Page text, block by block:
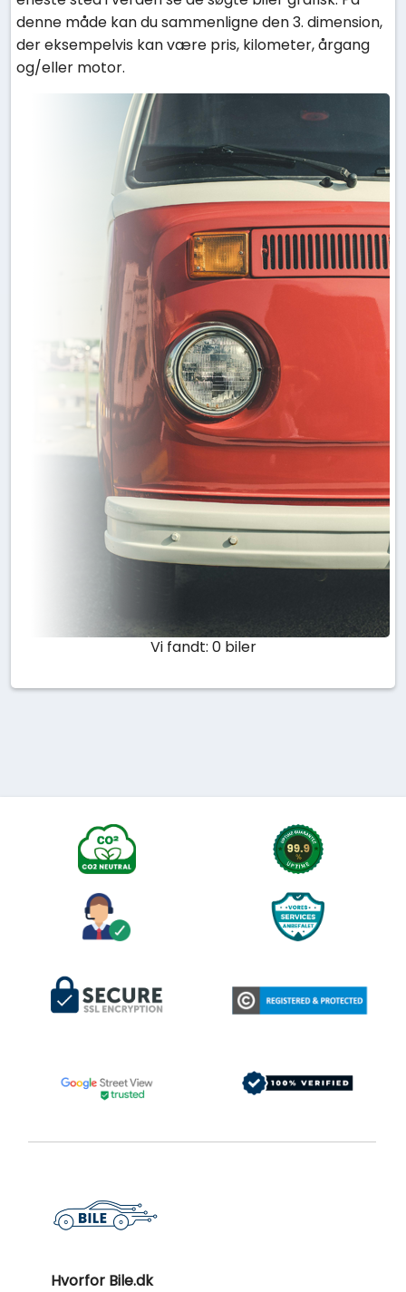
denne måde kan du sammenligne den 3. dimension,
der eksempelvis kan være pris, kilometer, årgang
og/eller motor.
Vi fandt: 0 biler
Hvorfor Bile.dk